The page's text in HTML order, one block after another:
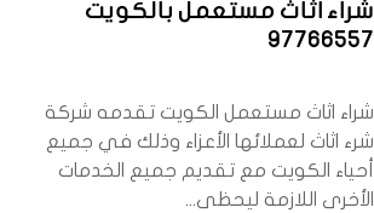
شراء اثاث مستعمل بالكويت
97766557
شراء اثاث مستعمل الكويت تقدمه شركة
شرء اثاث لعملائها الأعزاء وذلك في جميع
أحياء الكويت مع تقديم جميع الخدمات
الأخرى اللازمة ليحظى...